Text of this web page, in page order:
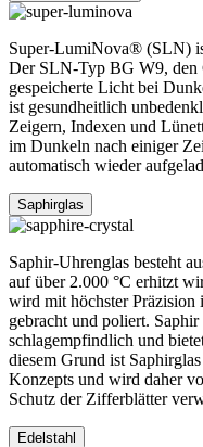
Super-LumiNova® (SLN)
Der SLN-Typ BG W9, den
gespeicherte Licht bei
ist gesundheitlich
Zeigern, Indexen und
im Dunkeln nach einiger
automatisch wieder
Saphirglas
Saphir-Uhrenglas besteht
auf über 2.000 °C erhitzt
wird mit höchster Präzision
gebracht und poliert.
schlagempfindlich und
diesem Grund ist
Konzepts und wird daher
Schutz der Zifferblätter
Edelstahl